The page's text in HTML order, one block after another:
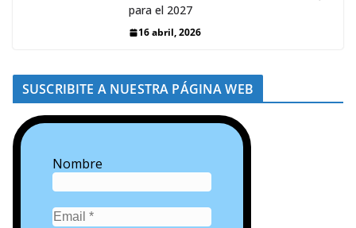
para el 2027
16 abril, 2026
SUSCRIBITE A NUESTRA PÁGINA WEB
Nombre